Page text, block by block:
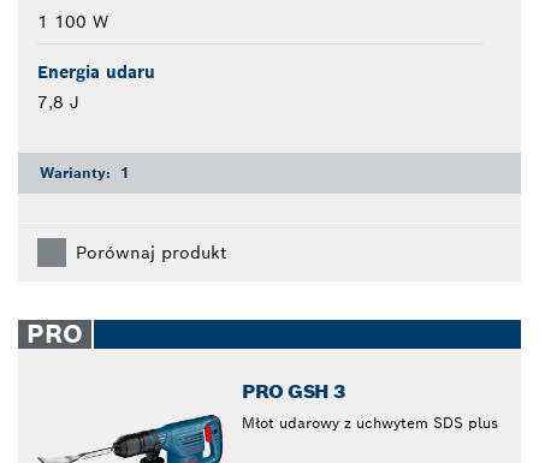
1 100 W
Energia udaru
7,8 J
Warianty: 1
Porównaj produkt
PRO
PRO GSH 3
Młot udarowy z uchwytem SDS plus